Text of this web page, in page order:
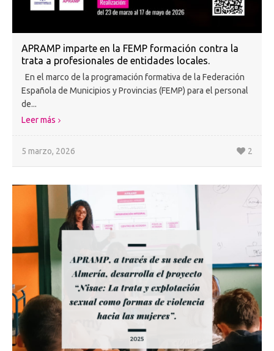
APRAMP imparte en la FEMP formación contra la
trata a profesionales de entidades locales.
En el marco de la programación formativa de la Federación
Española de Municipios y Provincias (FEMP) para el personal
de...
Leer más
5 marzo, 2026 2